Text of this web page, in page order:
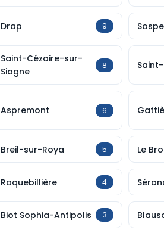
Drap 9
Saint-Cézaire-sur-
Siagne
8
Aspremont 6
Breil-sur-Roya 5 Le
Roquebillière 4
Biot Sophia-Antipolis 3